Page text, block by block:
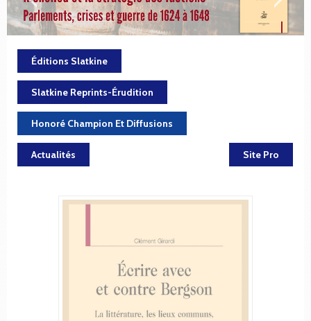
Éditions Slatkine
Slatkine Reprints-Érudition
Honoré Champion Et Diffusions
Actualités Site Pro